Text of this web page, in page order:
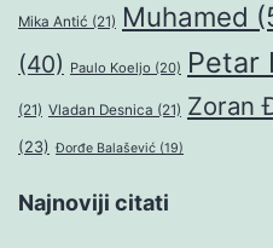
Mika Antić (21) Muhamed
(40) Paulo Koeljo (20) Petar
(21) Vladan Desnica (21) Zoran
(23) Đorđe Balašević (19)
Najnoviji citati